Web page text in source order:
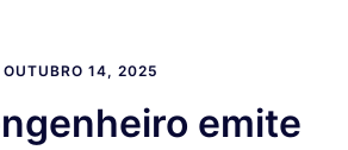
OUTUBRO 14, 2025
emite